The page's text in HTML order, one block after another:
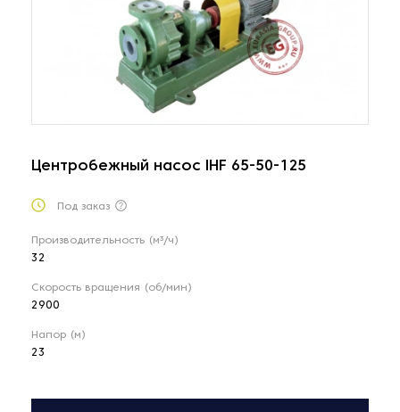
Центробежный насос IHF 65-50-125
Под заказ
Производительность (м³/ч)
32
Скорость вращения (об/мин)
2900
Напор (м)
23